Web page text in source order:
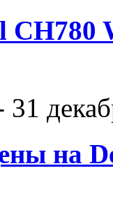
CH780
31
на